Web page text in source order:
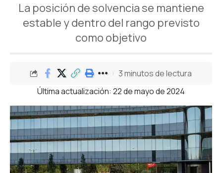
La posición de solvencia se mantiene
estable y dentro del rango previsto
como objetivo
Última actualización: 22 de mayo de 2024
3 minutos de lectura